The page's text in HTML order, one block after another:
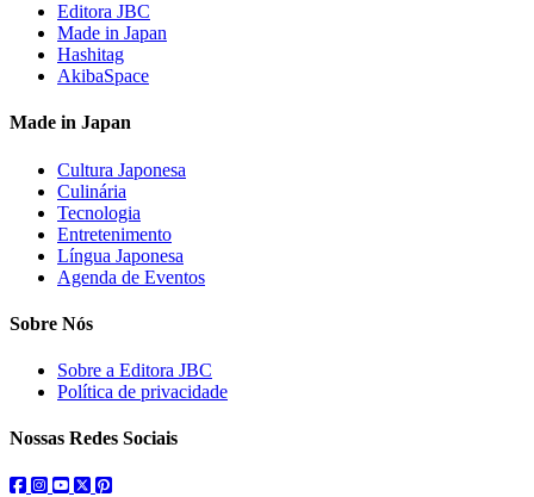
Editora JBC
Made in Japan
Hashitag
AkibaSpace
Made in Japan
Cultura Japonesa
Culinária
Tecnologia
Entretenimento
Língua Japonesa
Agenda de Eventos
Sobre Nós
Sobre a Editora JBC
Política de privacidade
Nossas Redes Sociais
facebook
instagram
youtube
twitterpinterest